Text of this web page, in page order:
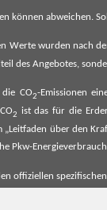
können abweichen.
Werte wurden nach
des Angebotes,
CO2-Emissionen
2 ist das für die
über den